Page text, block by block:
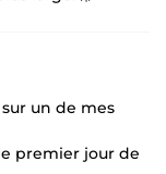
un de mes
premier jour de